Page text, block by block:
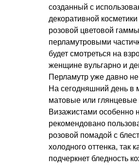
созданный с
декоративной косметики
розовой цветовой
перламутровыми
будет смотреться на
женщине вульгарно и
Перламутр уже давно
На сегодняшний день в
матовые или глянцевые
Визажистами особенно
рекомендовано
розовой помадой с
холодного оттенка, так
подчеркнет бледность